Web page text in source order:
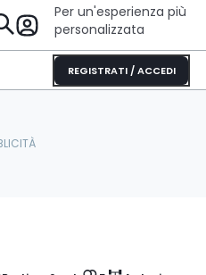
Per un'esperienza più
personalizzata
REGISTRATI / ACCEDI